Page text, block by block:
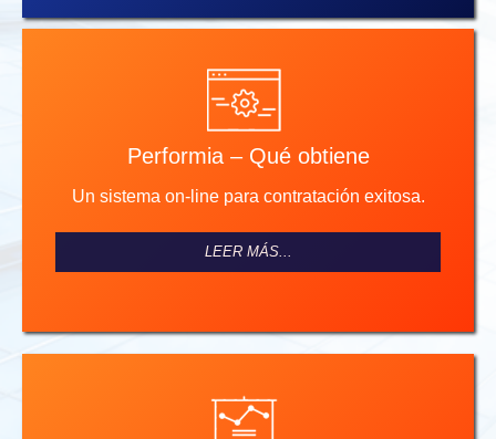
Performia – Qué obtiene
Un sistema on-line para contratación exitosa.
LEER MÁS...